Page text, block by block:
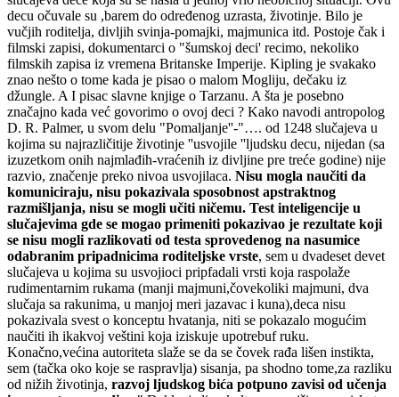
decu očuvale su ,barem do određenog uzrasta, životinje. Bilo je
vučjih roditelja, divljih svinja-pomajki, majmunica itd. Postoje čak i
filmski zapisi, dokumentarci o "šumskoj deci' recimo, nekoliko
filmskih zapisa iz vremena Britanske Imperije. Kipling je svakako
znao nešto o tome kada je pisao o malom Mogliju, dečaku iz
džungle. A I pisac slavne knjige o Tarzanu. A šta je posebno
značajno kada već govorimo o ovoj deci ? Kako navodi antropolog
D. R. Palmer, u svom delu "Pomaljanje''-"…. od 1248 slučajeva u
kojima su najrazličitije životinje ''usvojile ''ljudsku decu, nijedan (sa
izuzetkom onih najmlađih-vraćenih iz divljine pre treće godine) nije
razvio, značenje preko nivoa usvojilaca. Nisu mogla naučiti da
komuniciraju, nisu pokazivala sposobnost apstraktnog
razmišljanja, nisu se mogli učiti ničemu. Test inteligencije u
slučajevima gde se mogao primeniti pokazivao je rezultate koji
se nisu mogli razlikovati od testa sprovedenog na nasumice
odabranim pripadnicima roditeljske vrste, sem u dvadeset devet
slučajeva u kojima su usvojioci pripfadali vrsti koja raspolaže
rudimentarnim rukama (manji majmuni,čovekoliki majmuni, dva
slučaja sa rakunima, u manjoj meri jazavac i kuna),deca nisu
pokazivala svest o konceptu hvatanja, niti se pokazalo mogućim
naučiti ih ikakvoj veštini koja iziskuje upotrebuf ruku.
Konačno,većina autoriteta slaže se da se čovek rađa lišen instikta,
sem (tačka oko koje se raspravlja) sisanja, pa shodno tome,za razliku
od nižih životinja, razvoj ljudskog bića potpuno zavisi od učenja